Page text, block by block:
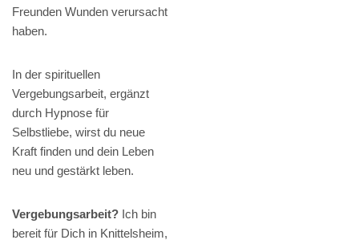
Freunden Wunden verursacht
haben.
In der spirituellen
Vergebungsarbeit, ergänzt
durch Hypnose für
Selbstliebe, wirst du neue
Kraft finden und dein Leben
neu und gestärkt leben.
Vergebungsarbeit? Ich bin
bereit für Dich in Knittelsheim,